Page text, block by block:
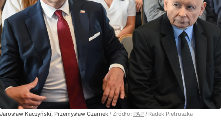
Jarosław Kaczyński, Przemysław Czarnek / Źródło: PAP / Radek Pietruszka